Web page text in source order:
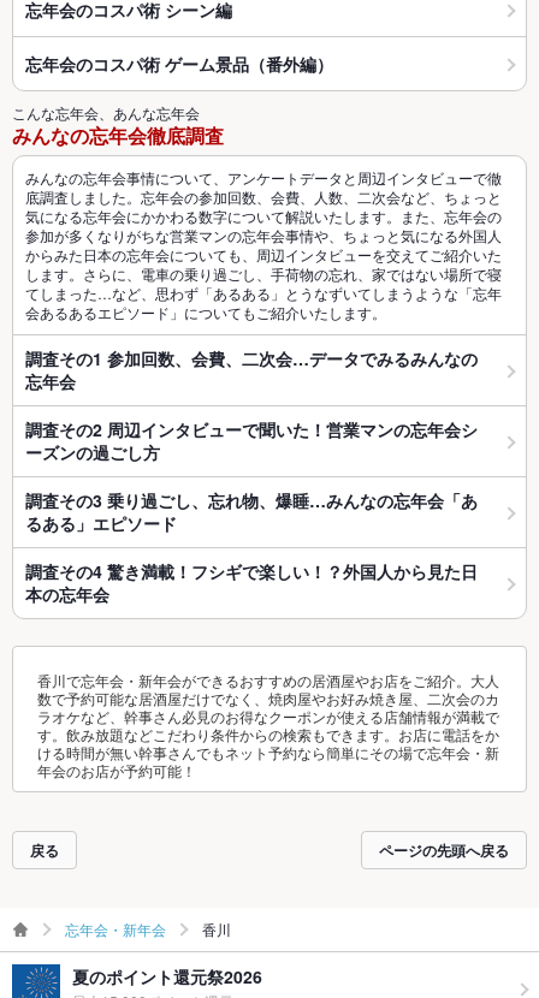
忘年会のコスパ術 シーン編
忘年会のコスパ術 ゲーム景品（番外編）
こんな忘年会、あんな忘年会
みんなの忘年会徹底調査
みんなの忘年会事情について、アンケートデータと周辺インタビューで徹
底調査しました。忘年会の参加回数、会費、人数、二次会など、ちょっと
気になる忘年会にかかわる数字について解説いたします。また、忘年会の
参加が多くなりがちな営業マンの忘年会事情や、ちょっと気になる外国人
からみた日本の忘年会についても、周辺インタビューを交えてご紹介いた
します。さらに、電車の乗り過ごし、手荷物の忘れ、家ではない場所で寝
てしまった…など、思わず「あるある」とうなずいてしまうような「忘年
会あるあるエピソード」についてもご紹介いたします。
調査その1 参加回数、会費、二次会…データでみるみんなの
忘年会
調査その2 周辺インタビューで聞いた！営業マンの忘年会シ
ーズンの過ごし方
調査その3 乗り過ごし、忘れ物、爆睡…みんなの忘年会「あ
るある」エピソード
調査その4 驚き満載！フシギで楽しい！？外国人から見た日
本の忘年会
香川で忘年会・新年会ができるおすすめの居酒屋やお店をご紹介。大人
数で予約可能な居酒屋だけでなく、焼肉屋やお好み焼き屋、二次会のカ
ラオケなど、幹事さん必見のお得なクーポンが使える店舗情報が満載で
す。飲み放題などこだわり条件からの検索もできます。お店に電話をか
ける時間が無い幹事さんでもネット予約なら簡単にその場で忘年会・新
年会のお店が予約可能！
戻る ページの先頭へ戻る
忘年会・新年会 香川
夏のポイント還元祭2026